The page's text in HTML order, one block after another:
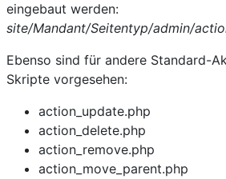
eingebaut werden:
site/Mandant/Seitentyp/admin/
Ebenso sind für andere Standard-
Skripte vorgesehen:
action_update.php
action_delete.php
action_remove.php
action_move_parent.php